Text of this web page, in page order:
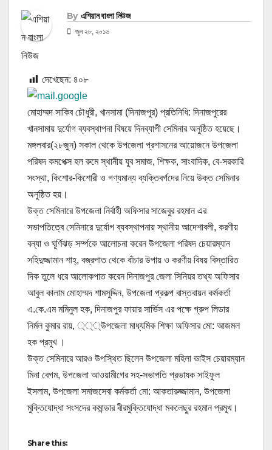
By এশিয়ান বাংলা নিউজ
জুন ২৮, ২০১৬
দেখেছেন: ৪০৮
মোহাম্মদ সাকিব চৌধুরী, খানসামা (দিনাজপুর) প্রতিনিধি: দিনাজপুরের
খানসামায় দুর্যোগ ব্যবস্থাপনা বিষয়ে দিনব্যাপী সেমিনার অনুষ্ঠিত হয়েছে।
মঙ্গলবার(২৮জুন) সকাল থেকে উপজেলা প্রশাসনের আয়োজনে উপজেলা
পরিষদ কমপেক্স হল রুমে স্থানীয় যুব সমাজ, শিক্ষক, সাংবাদিক, বে-সরকারি
সংস্থা, কিশোর-কিশোরী ও গণ্যমান্য ব্যক্তিবর্গদের নিয়ে উক্ত সেমিনার
অনুষ্ঠিত হয়।
উক্ত সেমিনারে উপজেলা নির্বাহী অফিসার সাজেবুর রহমান এর
সভাপতিত্বে সেমিনারে দুর্যোগ ব্যবস্থাপনায় স্থানীয় আদেশাবলী, করণীয়
বন্যা ও ঘূর্ণিঝড় সর্ম্পকে আলোচনা করেন উপজেলা পরিষদ চেয়ারম্যান
সহিদুজ্জামান শাহ্, বজ্রপাত থেকে বাঁচার উপায় ও করণীয় বিষয় বিস্তারিত
দিক তুলে ধরে আলোকপাত করেন দিনাজপুর জেলা সিনিয়র তথ্য অফিসার
আবুল কালাম মোহাম্মদ শামসুদ্দিন, উপজেলা প্রকল্প বাস্তবায়ন কর্মকর্তা
এ.কে.এম মমিনুল হক, দিনাজপুর ফায়ার সার্ভিস এর পক্ষে গ্রুপ লিডার
নির্মল কুমার রায়, ্্্উপজেলা মাধ্যমিক শিক্ষা অফিসার মো: আজমল
হক প্রমুখ ।
উক্ত সেমিনারে আরও উপস্থিত ছিলেন উপজেলা মহিলা ভাইস চেয়ারম্যান
মিনা বেগম, উপজেলা আওয়ামীগের সহ-সভাপতি প্রভাষক সাইফুল
ইসলাম, উপজেলা সমাজসেবা কর্মকর্তা মো: আকতারুজ্জামান, উপজেলা
মুক্তিযোদ্ধা সংসদের কমান্ডার বীরমুক্তিযোদ্ধা মকলেছুর রহমান প্রমূখ।
Share this: